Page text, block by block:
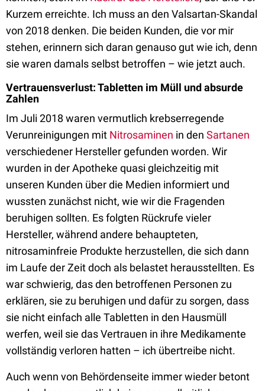
Kurzem erreichte. Ich muss an den Valsartan-Skandal
von 2018 denken. Die beiden Kunden, die vor mir
stehen, erinnern sich daran genauso gut wie ich, denn
sie waren damals selbst betroffen – wie jetzt auch.
Vertrauensverlust: Tabletten im Müll und absurde
Zahlen
Im Juli 2018 waren vermutlich krebserregende
Verunreinigungen mit Nitrosaminen in den Sartanen
verschiedener Hersteller gefunden worden. Wir
wurden in der Apotheke quasi gleichzeitig mit
unseren Kunden über die Medien informiert und
wussten zunächst nicht, wie wir die Fragenden
beruhigen sollten. Es folgten Rückrufe vieler
Hersteller, während andere behaupteten,
nitrosaminfreie Produkte herzustellen, die sich dann
im Laufe der Zeit doch als belastet herausstellten. Es
war schwierig, das den betroffenen Personen zu
erklären, sie zu beruhigen und dafür zu sorgen, dass
sie nicht einfach alle Tabletten in den Hausmüll
werfen, weil sie das Vertrauen in ihre Medikamente
vollständig verloren hatten – ich übertreibe nicht.
Auch wenn von Behördenseite immer wieder betont